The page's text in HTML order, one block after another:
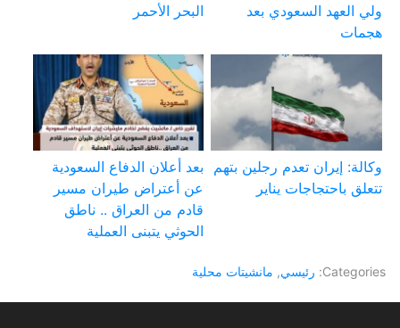
ولي العهد السعودي بعد
هجمات
البحر الأحمر
وكالة: إيران تعدم رجلين بتهم
تتعلق باحتجاجات يناير
بعد أعلان الدفاع السعودية
عن أعتراض طيران مسير
قادم من العراق .. ناطق
الحوثي يتبنى العملية
Categories: رئيسي, مانشيتات محلية